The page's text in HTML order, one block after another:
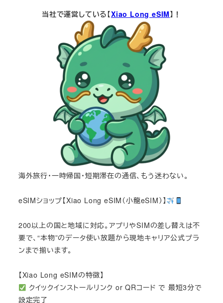
当社で運営している【Xiao Long eSIM】！
海外旅行・一時帰国・短期滞在の通信、もう迷わない。
eSIMショップ【Xiao Long eSIM（小龍eSIM）】
200以上の国と地域に対応。アプリやSIMの差し替えは不
要で、“本物”のデータ使い放題から現地キャリア公式プラ
ンまで揃います。
【Xiao Long eSIMの特徴】
クイックインストールリンク or QRコード で 最短3分で
設定完了